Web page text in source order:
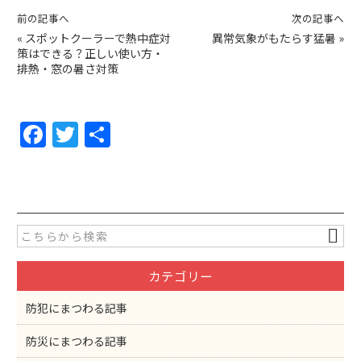
前の記事へ
« スポットクーラーで熱中症対
策はできる？正しい使い方・
排熱・窓の暑さ対策
次の記事へ
異常気象がもたらす猛暑 »
F
e
b
o
o
k
T
er
カテゴリー
防犯にまつわる記事
防災にまつわる記事